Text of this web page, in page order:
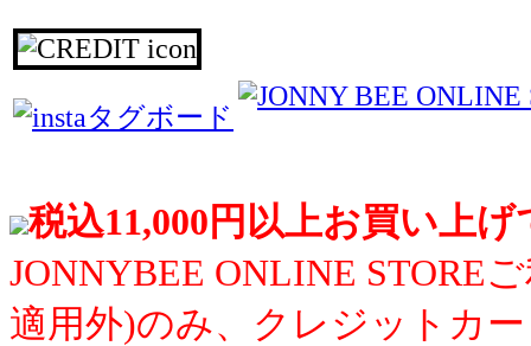
税込11,000円以上お買い上
JONNYBEE ONLINE STORE
適用外)のみ、クレジットカ